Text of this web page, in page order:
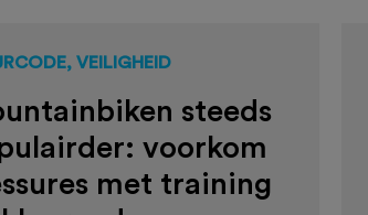
VEILIGHEID
steeds
voorkom
met training